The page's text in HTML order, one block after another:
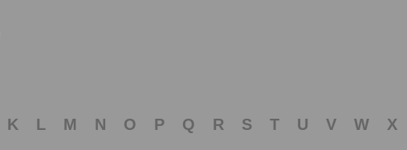
K L M N O P Q R S T U V W X